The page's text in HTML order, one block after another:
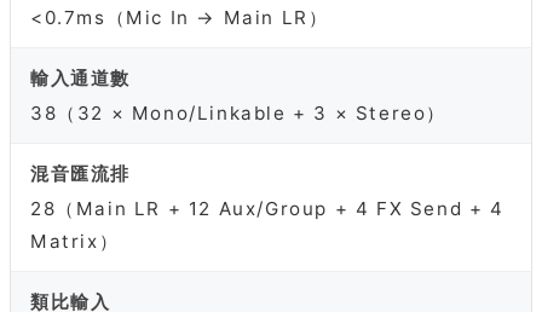
<0.7ms（Mic In → Main LR）
輸入通道數
38（32 × Mono/Linkable + 3 × Stereo）
混音匯流排
28（Main LR + 12 Aux/Group + 4 FX Send + 4
Matrix）
類比輸入